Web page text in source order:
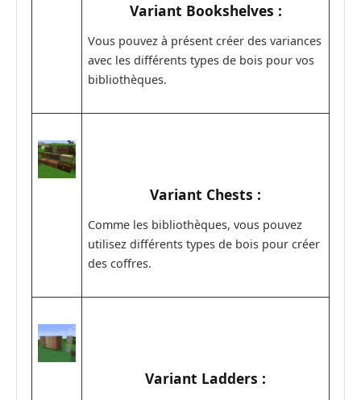
Variant Bookshelves :
Vous pouvez à présent créer des variances
avec les différents types de bois pour vos
bibliothèques.
Variant Chests :
Comme les bibliothèques, vous pouvez
utilisez différents types de bois pour créer
des coffres.
Variant Ladders :